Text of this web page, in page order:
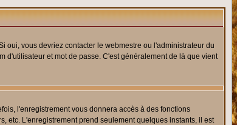
oui, vous devriez contacter le webmestre ou l'administrateur du
d'utilisateur et mot de passe. C'est généralement de là que vient
l'enregistrement vous donnera accès à des fonctions
etc. L'enregistrement prend seulement quelques instants, il est